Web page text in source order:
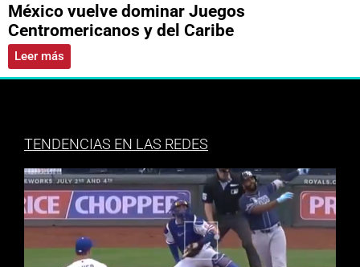
México vuelve dominar Juegos
Centromericanos y del Caribe
Leer más
TENDENCIAS EN LAS REDES